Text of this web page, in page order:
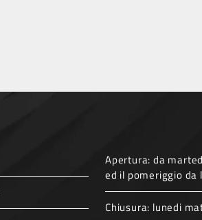
Apertura: da
ed il pomeriggio da
Chiusura: lunedi